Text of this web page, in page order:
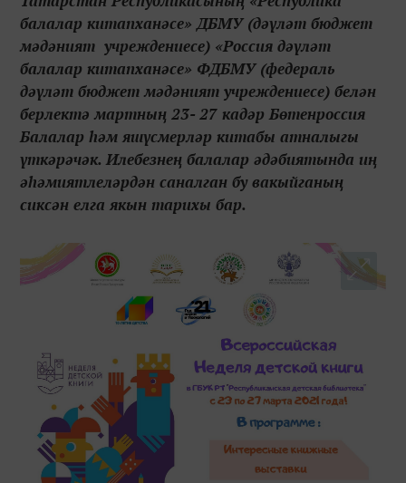
балалар китапханәсе» ДБМУ (дәүләт бюджет
мәдәният учреждениесе) «Россия дәүләт
балалар китапханәсе» ФДБМУ (федераль
дәүләт бюджет мәдәният учреждениесе) белән
берлектә мартның 23- 27 кадәр Бөтенроссия
Балалар һәм яшүсмерләр китабы атналыгы
үткәрәчәк. Илебезнең балалар әдәбиятында иң
әһәмиятлеләрдән саналган бу вакыйганың
сиксән елга якын тарихы бар.